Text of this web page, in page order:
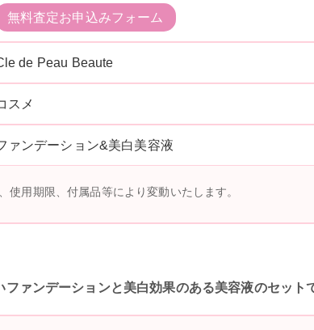
無料査定お申込みフォーム
de Peau Beaute
スメ
ァンデーション&美白美容液
用期限、付属品等により変動いたします。
ファンデーションと美白効果のある美容液のセット